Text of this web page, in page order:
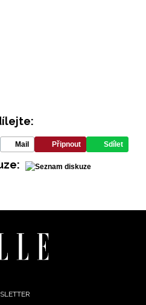
Mail Připnout Sdílet